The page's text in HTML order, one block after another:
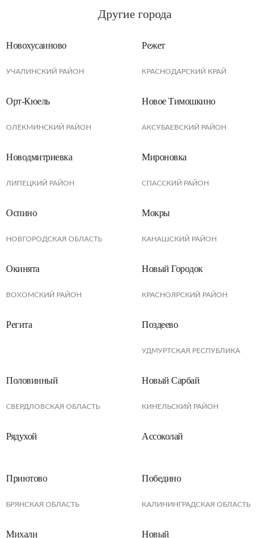
Другие города
Новохусаиново
УЧАЛИНСКИЙ РАЙОН
Режет
КРАСНОДАРСКИЙ КРАЙ
Орт-Кюель
ОЛЁКМИНСКИЙ РАЙОН
Новое Тимошкино
АКСУБАЕВСКИЙ РАЙОН
Новодмитриевка
ЛИПЕЦКИЙ РАЙОН
Мироновка
СПАССКИЙ РАЙОН
Оспино
НОВГОРОДСКАЯ ОБЛАСТЬ
Мокры
КАНАШСКИЙ РАЙОН
Окинята
ВОХОМСКИЙ РАЙОН
Новый Городок
КРАСНОЯРСКИЙ РАЙОН
Регита Поздеево
УДМУРТСКАЯ РЕСПУБЛИКА
Половинный
СВЕРДЛОВСКАЯ ОБЛАСТЬ
Новый Сарбай
КИНЕЛЬСКИЙ РАЙОН
Рядухой Ассоколай
Приютово
БРЯНСКАЯ ОБЛАСТЬ
Победино
КАЛИНИНГРАДСКАЯ ОБЛАСТЬ
Михали Новый